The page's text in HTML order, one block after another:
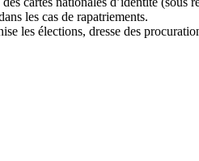
les cas de rapatriements.
les élections, dresse des